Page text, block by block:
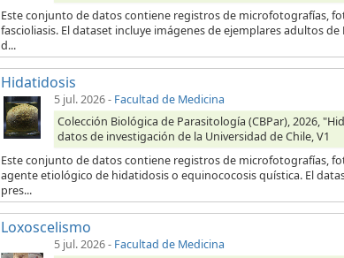
Este conjunto de datos contiene registros de microfotografías,
fascioliasis. El dataset incluye imágenes de ejemplares adultos
d...
Hidatidosis
5 jul. 2026- Facultad de Medicina
Colección Biológica de Parasitología (CBPar), 2026,
datos de investigación de la Universidad de Chile, V1
Este conjunto de datos contiene registros de microfotografías,
agente etiológico de hidatidosis o equinococosis quística. El
pres...
Loxoscelismo
5 jul. 2026- Facultad de Medicina